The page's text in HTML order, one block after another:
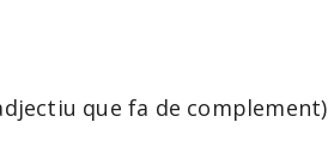
que fa de complement)